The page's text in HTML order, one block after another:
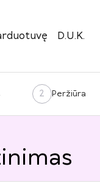
D.U.K.
2 Peržiūra